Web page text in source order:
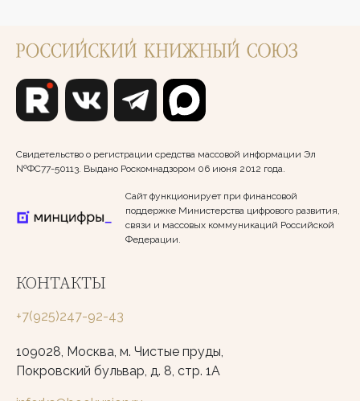
Свидетельство о регистрации средства массовой информации Эл
№ФС77-50113. Выдано Роскомнадзором 06 июня 2012 года.
Сайт функционирует при финансовой
поддержке Министерства цифрового развития,
связи и массовых коммуникаций Российской
Федерации.
КОНТАКТЫ
+7(925)247-92-43
109028, Москва, м. Чистые пруды,
Покровский бульвар, д. 8, стр. 1А